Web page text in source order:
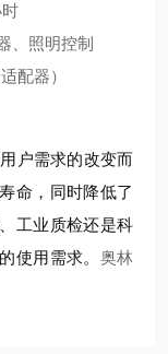
、照明控制
配器）
户需求的改变而
命，同时降低了
工业质检还是科
使用需求。 奥林